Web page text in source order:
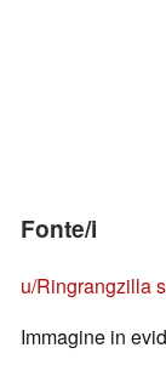
Fonte/i
u/Ringrangzilla
Immagine in